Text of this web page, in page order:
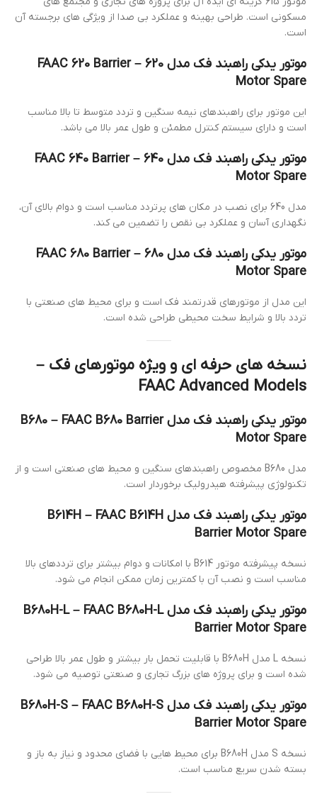
مسکونی است. طراحی بهینه و عملکرد بی صدا از ویژگی های برجسته آن
است.
موتور یدکی راهبند فک مدل 620 – FAAC 620 Barrier
Motor Spare
این موتور برای راهبندهای نیمه سنگین و تردد متوسط تا بالا مناسب
است و دارای سیستم کنترل مطمئن و طول عمر بالا می باشد.
موتور یدکی راهبند فک مدل 640 – FAAC 640 Barrier
Motor Spare
مدل 640 برای نصب در مکان های پرتردد مناسب است و دوام بالای آن،
نگهداری آسان و عملکرد بی نقص را تضمین می کند.
موتور یدکی راهبند فک مدل 680 – FAAC 680 Barrier
Motor Spare
این مدل از موتورهای قدرتمند فک است و برای محیط های صنعتی با
تردد بالا و شرایط سخت محیطی طراحی شده است.
نسخه های حرفه ای و ویژه موتورهای فک –
FAAC Advanced Models
موتور یدکی راهبند فک مدل B680 – FAAC B680 Barrier
Motor Spare
مدل B680 مخصوص راهبندهای سنگین و محیط های صنعتی است و از
تکنولوژی پیشرفته هیدرولیک برخوردار است.
موتور یدکی راهبند فک مدل B614H – FAAC B614H
Barrier Motor Spare
نسخه پیشرفته موتور B614 با امکانات و دوام بیشتر برای ترددهای بالا
مناسب است و نصب آن با کمترین زمان ممکن انجام می شود.
موتور یدکی راهبند فک مدل B680H-L – FAAC B680H-L
Barrier Motor Spare
نسخه L مدل B680H با قابلیت تحمل بار بیشتر و طول عمر بالا طراحی
شده است و برای پروژه های بزرگ تجاری و صنعتی توصیه می شود.
موتور یدکی راهبند فک مدل B680H-S – FAAC B680H-S
Barrier Motor Spare
نسخه S مدل B680H برای محیط هایی با فضای محدود و نیاز به باز و
بسته شدن سریع مناسب است.